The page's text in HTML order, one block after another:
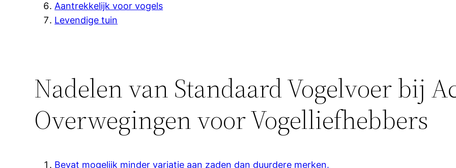
Aantrekkelijk voor vogels
Levendige tuin
Nadelen van Standaard Vogelvoer bij
Overwegingen voor Vogelliefhebbers
Bevat mogelijk minder variatie aan zaden dan duurdere merken.